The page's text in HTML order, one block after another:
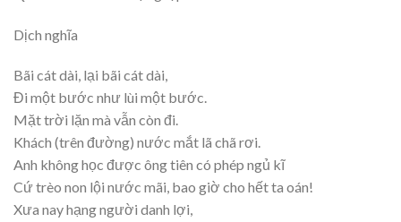
Dịch nghĩa
Bãi cát dài, lại bãi cát dài,
Đi một bước như lùi một bước.
Mặt trời lặn mà vẫn còn đi.
Khách (trên đường) nước mắt lã chã rơi.
Anh không học được ông tiên có phép ngủ kĩ
Cứ trèo non lội nước mãi, bao giờ cho hết ta oán!
Xưa nay hạng người danh lợi,